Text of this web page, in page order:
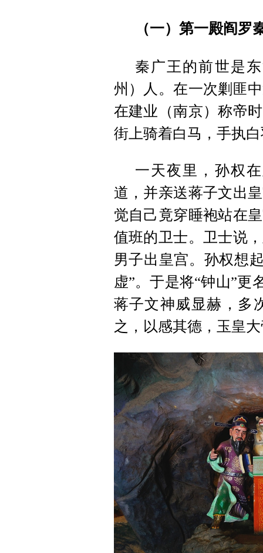
（一）第一殿阎罗
秦广王的前世是
州）人。在一次剿匪
在建业（南京）称帝
街上骑着白马，手执
一天夜里，孙权
道，并亲送蒋子文出
觉自己竟穿睡袍站在
值班的卫士。卫士说
男子出皇宫。孙权想
虚”。于是将“钟山”更
蒋子文神威显赫，多
之，以感其德，玉皇